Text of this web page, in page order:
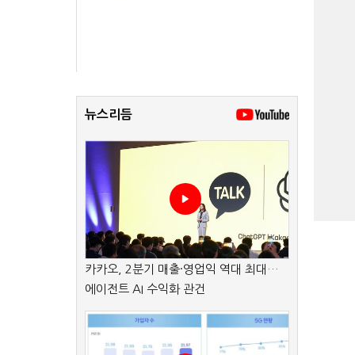
뉴스리듬
카카오, 2분기 매출·영업익 역대 최대…
에이전트 AI 수익화 관건